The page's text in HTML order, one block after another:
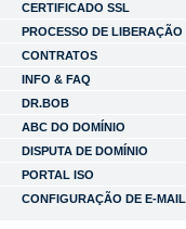
CERTIFICADO SSL
PROCESSO DE LIBERAÇÃO
CONTRATOS
INFO & FAQ
DR.BOB
ABC DO DOMÍNIO
DISPUTA DE DOMÍNIO
PORTAL ISO
CONFIGURAÇÃO DE E-MAIL